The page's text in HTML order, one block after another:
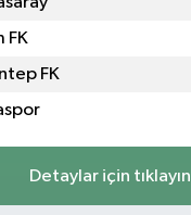
FK
FK
Detaylar için tıklayın